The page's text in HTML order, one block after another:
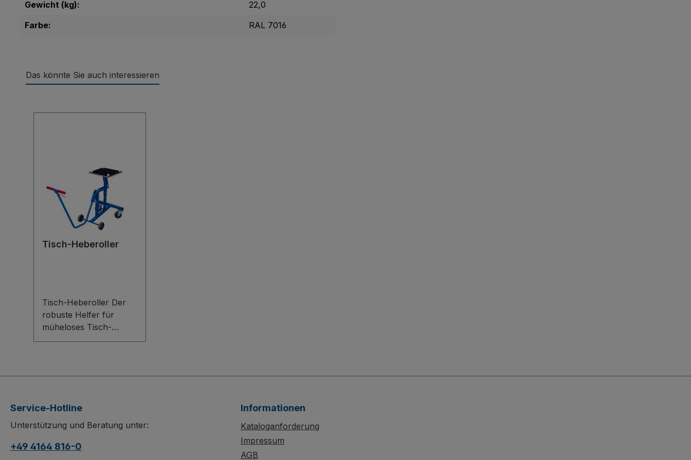
Gewicht (kg):
22,0
Farbe:
RAL 7016
Das könnte Sie auch interessieren
Tisch-Heberoller
Tisch-Heberoller Der
robuste Helfer für
müheloses Tisch-
Handling: Der Tisch-
on ermöglicht die
Tischen. Der
umlegbare, arretierbare
Handgriffen und der
Service-Hotline
Unterstützung und Beratung unter:
+49 4164 816-0
Informationen
Kataloganforderung
Impressum
AGB